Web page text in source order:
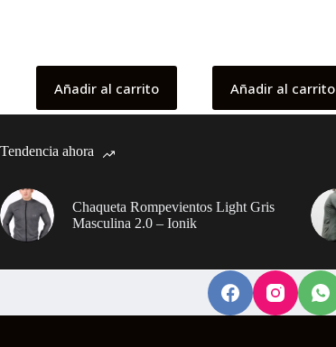
Añadir al carrito Añadir al carrito
Tendencia ahora
Chaqueta Rompevientos Light Gris
Masculina 2.0 – Ionik